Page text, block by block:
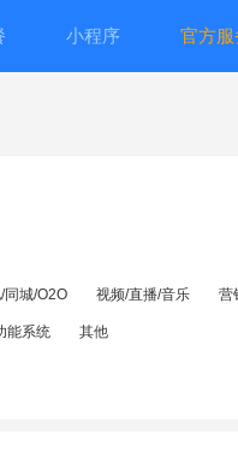
小程序 官方服
同城/O2O 视频/直播/音乐 营
能系统 其他